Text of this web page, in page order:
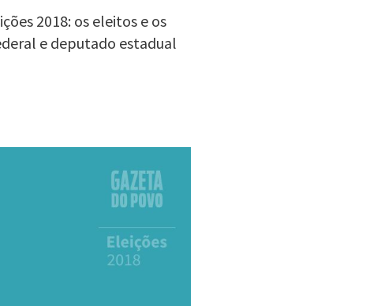
2018: os eleitos e os
e deputado estadual